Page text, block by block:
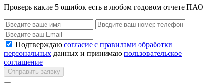
Проверь какие 5 ошибок есть в любом годовом отчете ПАО
Подтверждаю согласие с правилами обработки
персональных данных и принимаю пользовательское
соглашение
Отправить заявку